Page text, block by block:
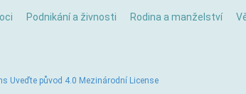
Podnikání a živnosti Rodina a manželství
Uveďte původ 4.0 Mezinárodní License